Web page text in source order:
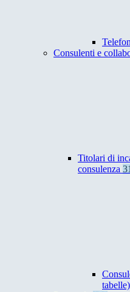
Consulenti e
Titolari di
consulenza 31
tabelle)